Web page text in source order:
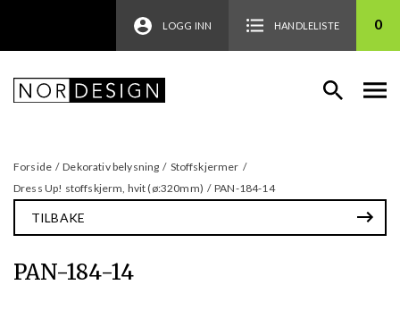
LOGG INN HANDLELISTE 0
Forside / Dekorativ belysning / Stoffskjermer /
Dress Up! stoffskjerm, hvit (ø:320mm) / PAN-184-14
TILBAKE
PAN-184-14